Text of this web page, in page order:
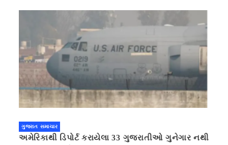
ગુજરાત સમાચાર
અમેરિકાથી ડિપોર્ટ કરાયેલા 33 ગુજરાતીઓ ગુનેગાર નથી